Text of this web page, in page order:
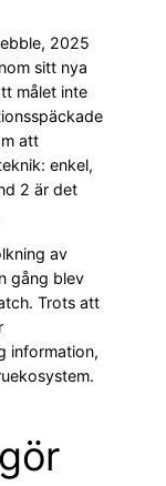
2025
sitt nya
målet inte
att
enkel,
2 är det
av
gång blev
Trots att
information,